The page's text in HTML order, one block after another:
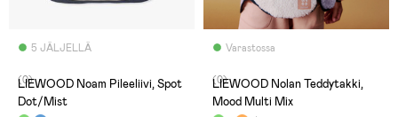
5 JÄLJELLÄ
(0)
LIEWOOD Noam Pileeliivi, Spot
Dot/Mist
Varastossa
(0)
LIEWOOD Nolan Teddytakki,
Mood Multi Mix